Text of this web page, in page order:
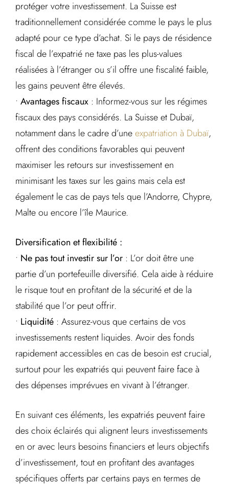
protéger votre investissement. La Suisse est
traditionnellement considérée comme le pays le plus
adapté pour ce type d’achat. Si le pays de résidence
fiscal de l’expatrié ne taxe pas les plus-values
réalisées à l’étranger ou s’il offre une fiscalité faible,
les gains peuvent être élevés.
• Avantages fiscaux : Informez-vous sur les régimes
fiscaux des pays considérés. La Suisse et Dubaï,
notamment dans le cadre d’uneexpatriation à Dubaï,
offrent des conditions favorables qui peuvent
maximiser les retours sur investissement en
minimisant les taxes sur les gains mais cela est
également le cas de pays tels que l’Andorre, Chypre,
Malte ou encore l’île Maurice.
Diversification et flexibilité :
• Ne pas tout investir sur l’or : L’or doit être une
partie d’un portefeuille diversifié. Cela aide à réduire
le risque tout en profitant de la sécurité et de la
stabilité que l’or peut offrir.
• Liquidité : Assurez-vous que certains de vos
investissements restent liquides. Avoir des fonds
rapidement accessibles en cas de besoin est crucial,
surtout pour les expatriés qui peuvent faire face à
des dépenses imprévues en vivant à l’étranger.
En suivant ces éléments, les expatriés peuvent faire
des choix éclairés qui alignent leurs investissements
en or avec leurs besoins financiers et leurs objectifs
d’investissement, tout en profitant des avantages
spécifiques offerts par certains pays en termes de